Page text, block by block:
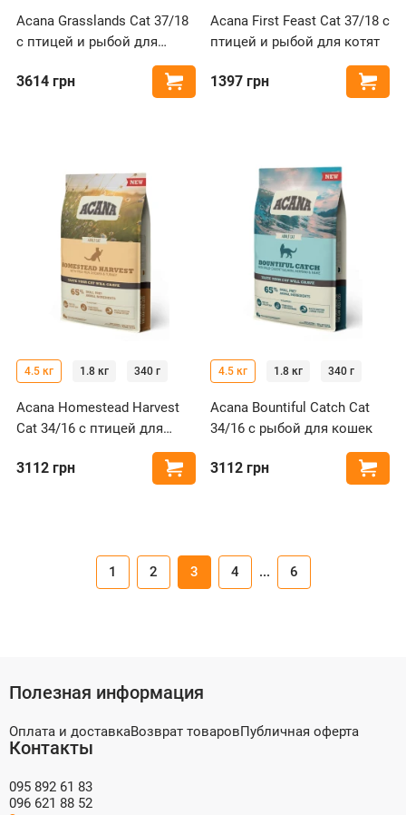
Acana Grasslands Cat 37/18
с птицей и рыбой для
3614 грн Купить
Acana First Feast Cat 37/18 с
птицей и рыбой для котят
1397 грн
4.5 кг 1.8 кг 340 г
Acana Homestead Harvest
Cat 34/16 с птицей для
3112 грн Купить
4.5 кг 1.8 кг 340 г
Acana Bountiful Catch Cat
34/16 с рыбой для кошек
3112 грн
1 2 3 4 ... 6
Полезная информация
Оплата и доставкаВозврат товаровПубличная оферта
Контакты
095 892 61 83
096 621 88 52